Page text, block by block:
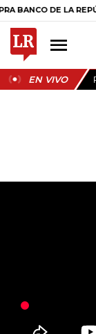
LA REPÚBLICA $
EN VIVO